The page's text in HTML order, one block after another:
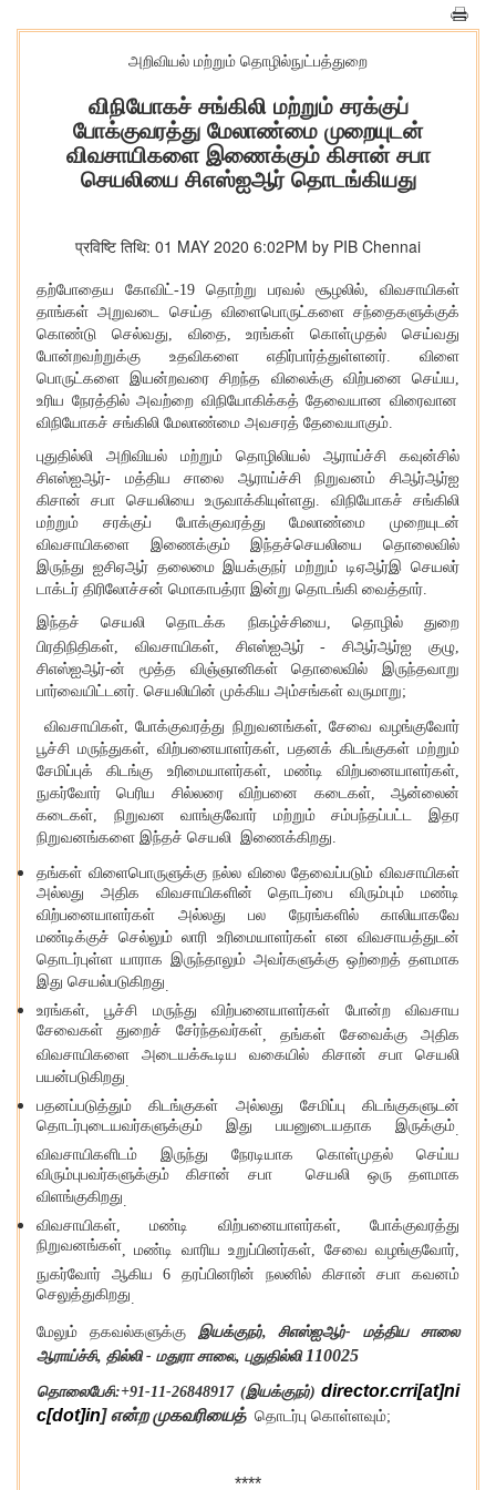
அறிவியல் மற்றும் தொழில்நுட்பத்துறை
விநியோகச் சங்கிலி மற்றும் சரக்குப்
போக்குவரத்து மேலாண்மை முறையுடன்
விவசாயிகளை இணைக்கும் கிசான் சபா
செயலியை சிஎஸ்ஐஆர் தொடங்கியது
प्रविष्टि तिथि: 01 MAY 2020 6:02PM by PIB Chennai
தற்போதைய கோவிட்-19 தொற்று பரவல் சூழலில், விவசாயிகள்
தாங்கள் அறுவடை செய்த விளைபொருட்களை சந்தைகளுக்குக்
கொண்டு செல்வது, விதை,உரங்கள் கொள்முதல் செய்வது
போன்றவற்றுக்கு உதவிகளை எதிர்பார்த்துள்ளனர்.விளை
பொருட்களை இயன்றவரை சிறந்த விலைக்கு விற்பனை செய்ய,
உரிய நேரத்தில் அவற்றை விநியோகிக்கத் தேவையான விரைவான
விநியோகச் சங்கிலி மேலாண்மை அவசரத் தேவையாகும்.
புதுதில்லி அறிவியல் மற்றும் தொழிலியல் ஆராய்ச்சி கவுன்சில்
சிஎஸ்ஐஆர்- மத்திய சாலை ஆராய்ச்சி நிறுவனம் சிஆர்ஆர்ஐ
கிசான் சபா செயலியை உருவாக்கியுள்ளது. விநியோகச் சங்கிலி
மற்றும் சரக்குப் போக்குவரத்து மேலாண்மை முறையுடன்
விவசாயிகளை இணைக்கும் இந்தச்செயலியை தொலைவில்
இருந்து ஐசிஏஆர் தலைமை இயக்குநர் மற்றும் டிஏஆர்இ செயலர்
டாக்டர் திரிலோச்சன் மொகாபத்ரா இன்று தொடங்கி வைத்தார்.
இந்தச் செயலி தொடக்க நிகழ்ச்சியை, தொழில் துறை
பிரதிநிதிகள், விவசாயிகள், சிஎஸ்ஐஆர் -சிஆர்ஆர்ஐ குழு,
சிஎஸ்ஐஆர்-ன் மூத்த விஞ்ஞானிகள் தொலைவில் இருந்தவாறு
பார்வையிட்டனர். செயலியின் முக்கிய அம்சங்கள் வருமாறு;
விவசாயிகள்,போக்குவரத்து நிறுவனங்கள்,சேவை வழங்குவோர்
பூச்சி மருந்துகள், விற்பனையாளர்கள், பதனக் கிடங்குகள் மற்றும்
சேமிப்புக் கிடங்கு உரிமையாளர்கள், மண்டி விற்பனையாளர்கள்,
நுகர்வோர் பெரிய சில்லரை விற்பனை கடைகள்,ஆன்லைன்
கடைகள், நிறுவன வாங்குவோர் மற்றும் சம்பந்தப்பட்ட இதர
நிறுவனங்களை இந்தச் செயலி இணைக்கிறது.
தங்கள் விளைபொருளுக்கு நல்ல விலை தேவைப்படும் விவசாயிகள்
அல்லது அதிக விவசாயிகளின் தொடர்பை விரும்பும் மண்டி
விற்பனையாளர்கள் அல்லது பல நேரங்களில் காலியாகவே
மண்டிக்குச் செல்லும் லாரி உரிமையாளர்கள் என விவசாயத்துடன்
தொடர்புள்ள யாராக இருந்தாலும் அவர்களுக்கு ஒற்றைத் தளமாக
இது செயல்படுகிறது.
உரங்கள்,பூச்சி மருந்து விற்பனையாளர்கள் போன்ற விவசாய
சேவைகள் துறைச் சேர்ந்தவர்கள்,தங்கள் சேவைக்கு அதிக
விவசாயிகளை அடையக்கூடிய வகையில் கிசான் சபா செயலி
பயன்படுகிறது.
பதனப்படுத்தும் கிடங்குகள் அல்லது சேமிப்பு கிடங்குகளுடன்
தொடர்புடையவர்களுக்கும் இது பயனுடையதாக இருக்கும்.
விவசாயிகளிடம் இருந்து நேரடியாக கொள்முதல் செய்ய
விரும்புபவர்களுக்கும் கிசான் சபா செயலி ஒரு தளமாக
விளங்குகிறது.
விவசாயிகள்,மண்டி விற்பனையாளர்கள்,போக்குவரத்து
நிறுவனங்கள்,மண்டி வாரிய உறுப்பினர்கள், சேவை வழங்குவோர்,
நுகர்வோர் ஆகிய6தரப்பினரின் நலனில் கிசான் சபா கவனம்
செலுத்துகிறது.
மேலும் தகவல்களுக்கு இயக்குநர்,சிஎஸ்ஐஆர்-மத்திய சாலை
ஆராய்ச்சி, தில்லி - மதுரா சாலை, புதுதில்லி 110025
தொலைபேசி:+91-11-26848917 (இயக்குநர்) director.crri[at]ni
c[dot]in]என்ற முகவரியைத் தொடர்பு கொள்ளவும்;
****